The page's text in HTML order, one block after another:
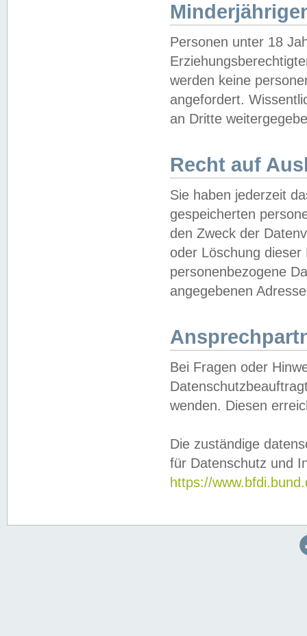
Personen unter 18
werden keine
angefordert.
an Dritte
Recht auf
Sie haben jederzeit
gespeicherten
den Zweck der
oder Löschung
personenbezogene
angegebenen
Bei Fragen oder
wenden. Diesen
Die zuständige
für Datenschutz und
https://